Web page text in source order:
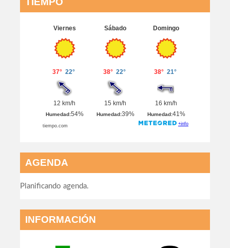
AGENDA
Planificando agenda.
INFORMACIÓN